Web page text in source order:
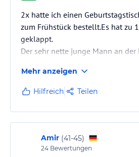
2x hatte ich einen
zum Frühstück bestellt.Es hat zu
geklappt.
Der sehr nette junge Mann an
Do u. Co bleibt unser
kommen immer wieder.
Mit freundlichen Grüßen
Thomas Wunderlich
Mehr anzeigen
Hilfreich Teilen
Amir (41-45)
24 Bewertungen